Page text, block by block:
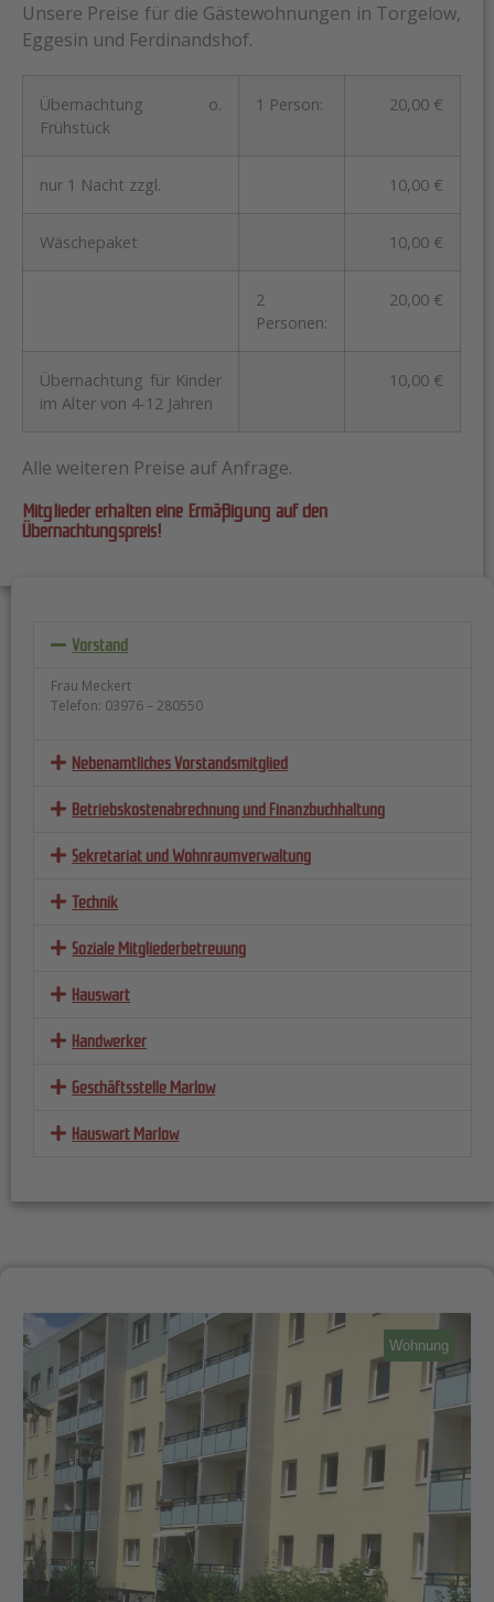
Unsere Preise für die Gästewohnungen in Torgelow,
Eggesin und Ferdinandshof.
Übernachtung o.
Frühstück
1 Person: 20,00 €
nur 1 Nacht zzgl. 10,00 €
Wäschepaket 10,00 €
2
Personen:
20,00 €
Übernachtung für Kinder
im Alter von 4-12 Jahren
10,00 €
Alle weiteren Preise auf Anfrage.
Mitglieder erhalten eine Ermäßigung auf den
Übernachtungspreis!
Vorstand
Frau Meckert
Telefon: 03976 – 280550
Nebenamtliches Vorstandsmitglied
Betriebskosten­abrechnung und Finanz­buchhaltung
Sekretariat und Wohnraum­verwaltung
Technik
Soziale Mitgliederbetreuung
Hauswart
Handwerker
Geschäftsstelle Marlow
Hauswart Marlow
Wohnung